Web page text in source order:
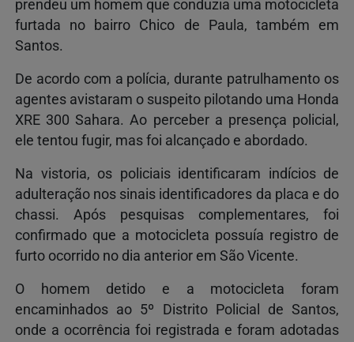
prendeu um homem que conduzia uma motocicleta
furtada no bairro Chico de Paula, também em
Santos.
De acordo com a polícia, durante patrulhamento os
agentes avistaram o suspeito pilotando uma Honda
XRE 300 Sahara. Ao perceber a presença policial,
ele tentou fugir, mas foi alcançado e abordado.
Na vistoria, os policiais identificaram indícios de
adulteração nos sinais identificadores da placa e do
chassi. Após pesquisas complementares, foi
confirmado que a motocicleta possuía registro de
furto ocorrido no dia anterior em São Vicente.
O homem detido e a motocicleta foram
encaminhados ao 5º Distrito Policial de Santos,
onde a ocorrência foi registrada e foram adotadas